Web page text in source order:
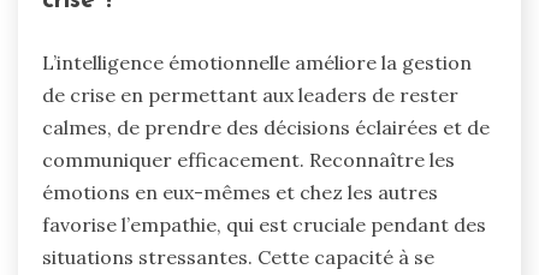
L’intelligence émotionnelle améliore la gestion
de crise en permettant aux leaders de rester
calmes, de prendre des décisions éclairées et de
communiquer efficacement. Reconnaître les
émotions en eux-mêmes et chez les autres
favorise l’empathie, qui est cruciale pendant des
situations stressantes. Cette capacité à se